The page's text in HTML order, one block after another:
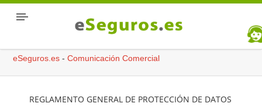
eSeguros.es - Comunicación Comercial
REGLAMENTO GENERAL DE PROTECCIÓN DE DATOS